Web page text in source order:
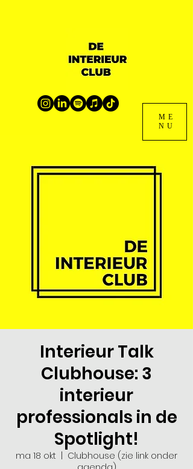
ME
NU
Interieur Talk
Clubhouse: 3
interieur
professionals in de
Spotlight!
ma 18 okt
Clubhouse (zie link onder